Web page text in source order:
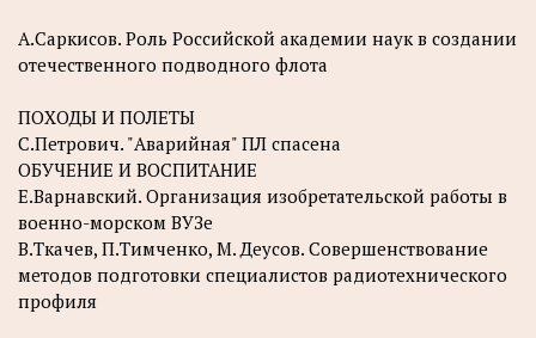
А.Саркисов. Роль Российской академии наук в создании
отечественного подводного флота
ПОХОДЫ И ПОЛЕТЫ
С.Петрович. "Аварийная" ПЛ спасена
ОБУЧЕНИЕ И ВОСПИТАНИЕ
Е.Варнавский. Организация изобретательской работы в
военно-морском ВУЗе
В.Ткачев, П.Тимченко, М. Деусов. Совершенствование
методов подготовки специалистов радиотехнического
профиля